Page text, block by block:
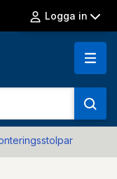
Logga in